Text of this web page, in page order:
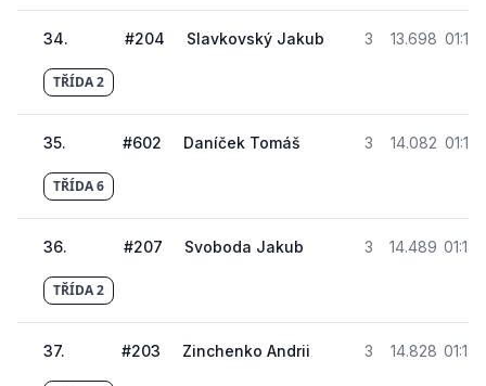
34. #204 Slavkovský Jakub 3 13.698
TŘÍDA 2
35. #602 Daníček Tomáš 3 14.082
TŘÍDA 6
36. #207 Svoboda Jakub 3 14.489
TŘÍDA 2
37. #203 Zinchenko Andrii 3 14.828